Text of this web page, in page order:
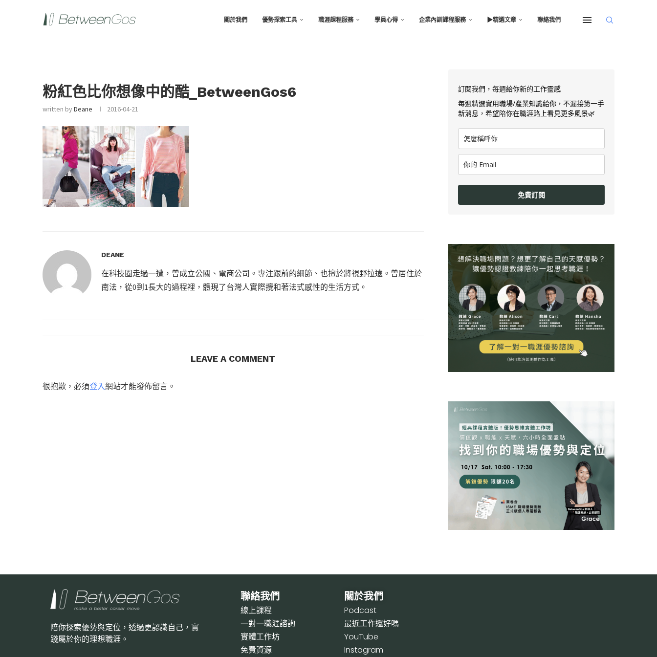
關於我們 優勢探索工具 職涯課程服務 學員心得 企業內訓課程服務 ▶︎精選文章 聯絡我們
粉紅色比你想像中的酷_BetweenGos6
written byDeane 2016-04-21
DEANE
在科技圈走過一遭，曾成立公關、電商公司。專注跟前的細節、也擅於將視野拉遠。曾居住於
南法，從0到1長大的過程裡，體現了台灣人實際攪和著法式感性的生活方式。
LEAVE A COMMENT
很抱歉，必須登入網站才能發佈留言。
訂閱我們，每週給你新的工作靈感
每週精選實用職場/產業知識給你，不漏接第一手
新消息，希望陪你在職涯路上看見更多風景🌿
免費訂閱
陪你探索優勢與定位，透過更認識自己，實
踐屬於你的理想職涯。
聯絡我們
線上課程
一對一職涯諮詢
實體工作坊
免費資源
關於我們
Podcast
最近工作還好嗎
YouTube
Instagram